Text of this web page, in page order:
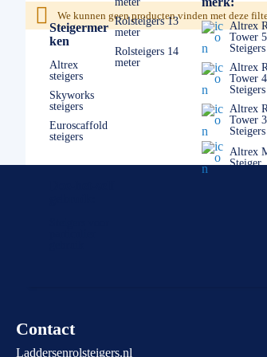
Steigermer
ken
Altrex
steigers
Skyworks
steigers
Euroscaffold
steigers
Rolsteigers 13
meter
Rolsteigers 14
meter
Altrex
Tower 5
Steigers
Altrex
Tower 4
Steigers
Altrex
Tower 3
Steigers
Altrex
Steiger
Mocht u er echt niet uitkomen, dan staan
We kunnen geen producten vinden met deze
Contact
Laddersenrolsteigers.nl